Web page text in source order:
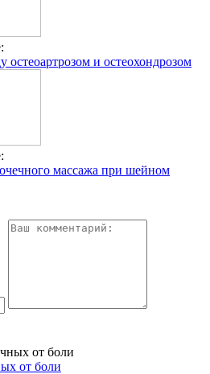
остеоартрозом и остеохондрозом
массажа при шейном
от боли